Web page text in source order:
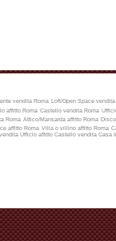
vendita Roma
Loft/Open Space
affitto Roma Castello vendita Roma
Roma Attico/Mansarda affitto Roma
affitto Roma Villa o villino affitto Roma
Ufficio affitto Castello vendita Casa